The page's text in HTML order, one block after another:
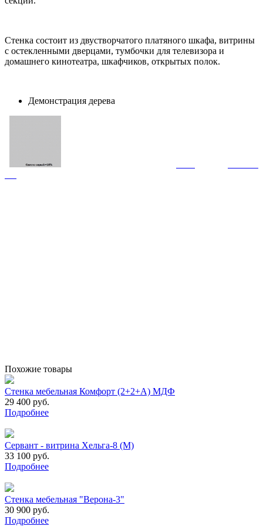
Стенка состоит из двустворчатого платяного шкафа, витрины
с остекленными дверцами, тумбочки для телевизора и
домашнего кинотеатра, шкафчиков, открытых полок.
Демонстрация дерева
Похожие товары
Стенка мебельная Комфорт (2+2+A) МДФ
29 400 руб.
Подробнее
Сервант - витрина Хельга-8 (М)
33 100 руб.
Подробнее
Стенка мебельная "Верона-3"
30 900 руб.
Подробнее